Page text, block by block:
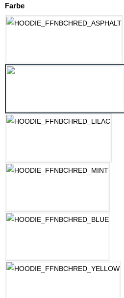
Farbeauswählen